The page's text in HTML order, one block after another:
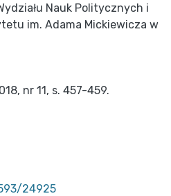
Nauk Politycznych i
im. Adama Mickiewicza w
nr 11, s. 457-459.
24925